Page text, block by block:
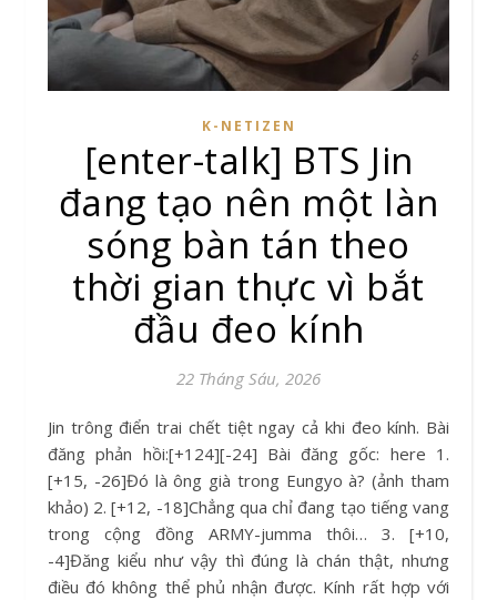
K-NETIZEN
[enter-talk] BTS Jin
đang tạo nên một làn
sóng bàn tán theo
thời gian thực vì bắt
đầu đeo kính
22 Tháng Sáu, 2026
Jin trông điển trai chết tiệt ngay cả khi đeo kính. Bài
đăng phản hồi:[+124][-24] Bài đăng gốc: here 1.
[+15, -26]Đó là ông già trong Eungyo à? (ảnh tham
khảo) 2. [+12, -18]Chẳng qua chỉ đang tạo tiếng vang
trong cộng đồng ARMY-jumma thôi… 3. [+10,
-4]Đăng kiểu như vậy thì đúng là chán thật, nhưng
điều đó không thể phủ nhận được. Kính rất hợp với